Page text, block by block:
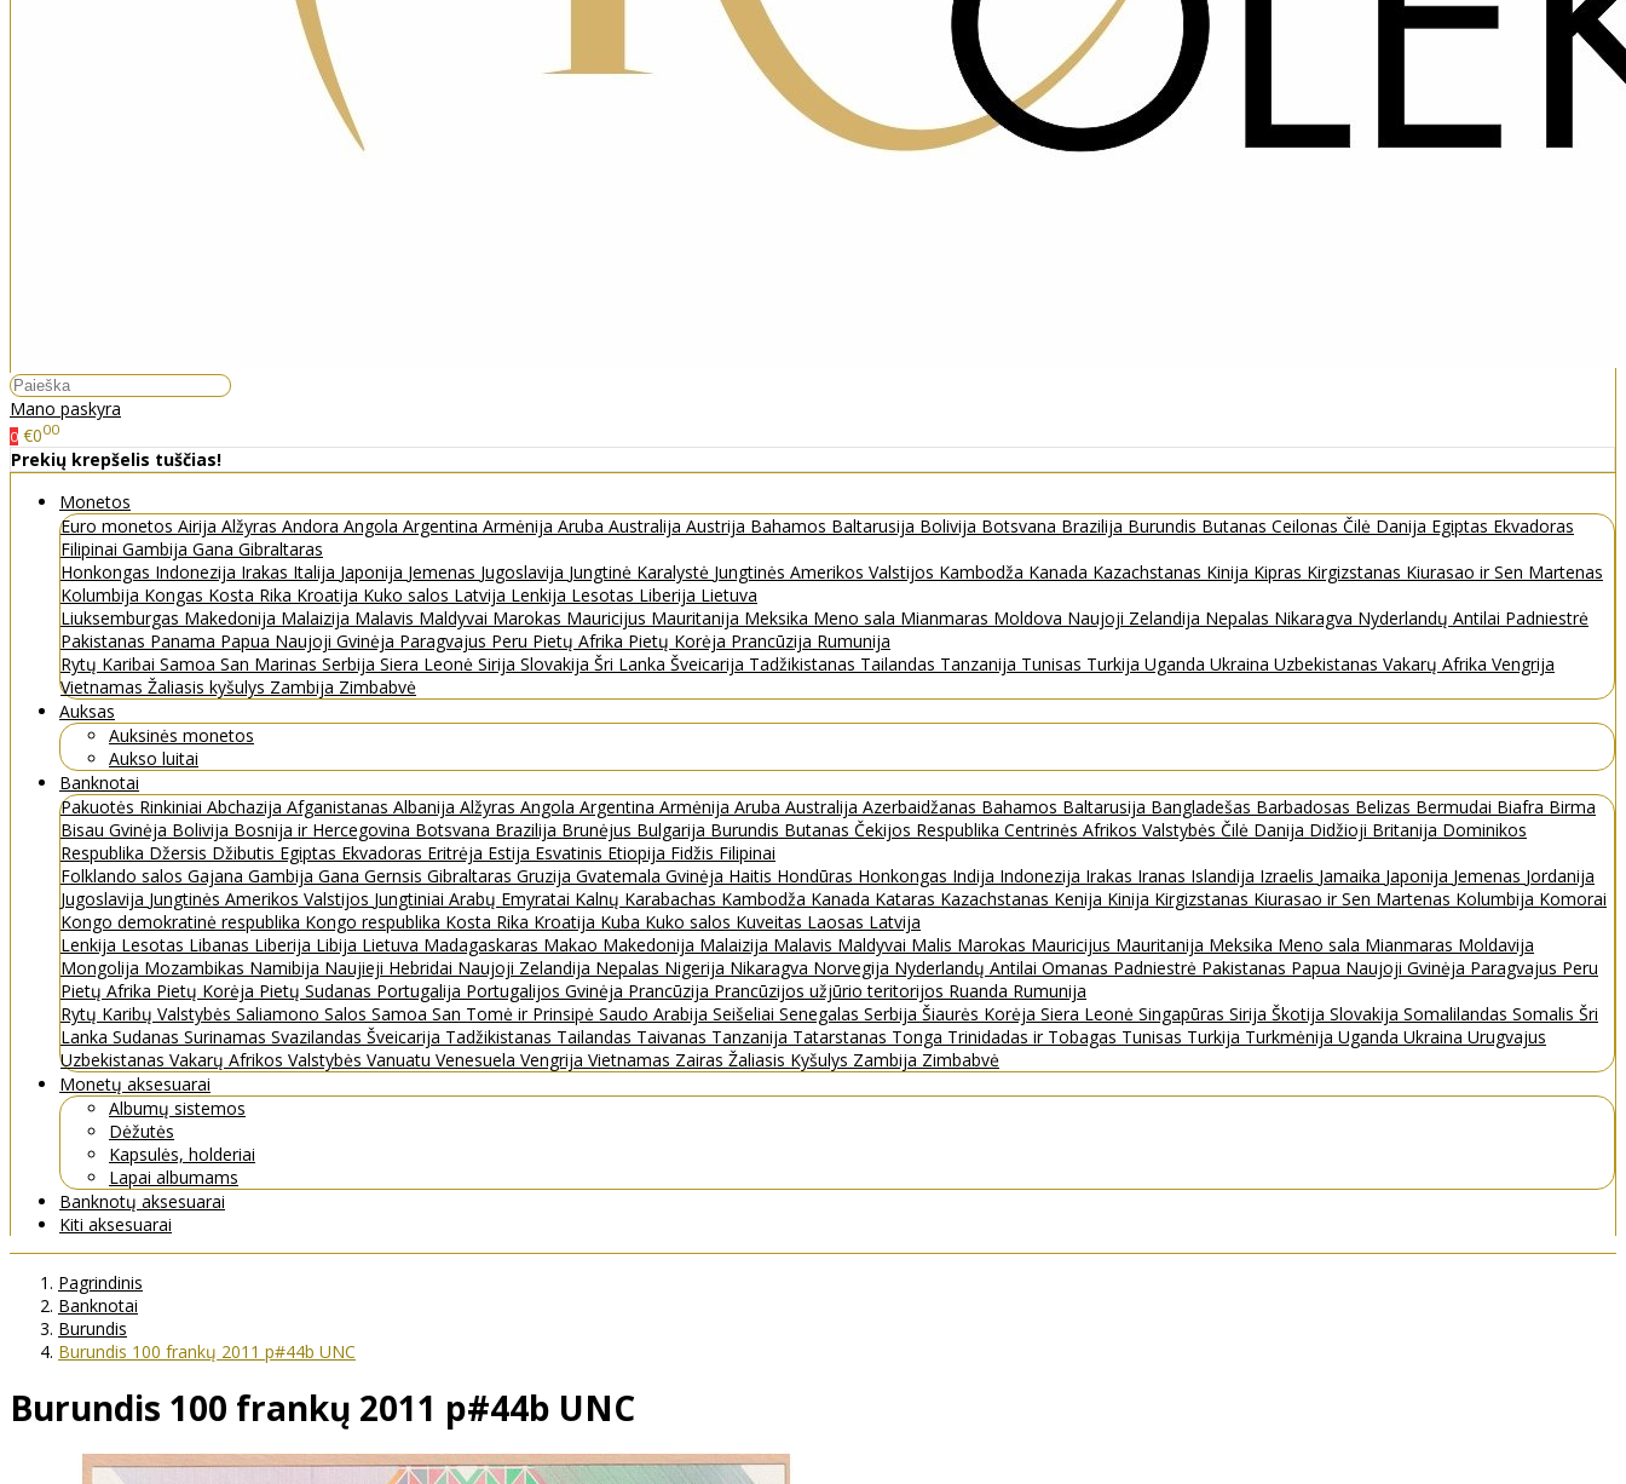
Mano paskyra
0 €000
Prekių krepšelis tuščias!
Monetos
Euro monetos Airija Alžyras Andora Angola Argentina Armėnija Aruba Australija Austrija Bahamos Baltarusija Bolivija Botsvana Brazilija Burundis Butanas Ceilonas Čilė Danija Egiptas Ekvadoras
Filipinai Gambija Gana Gibraltaras
Honkongas Indonezija Irakas Italija Japonija Jemenas Jugoslavija Jungtinė Karalystė Jungtinės Amerikos Valstijos Kambodža Kanada Kazachstanas Kinija Kipras Kirgizstanas Kiurasao ir Sen Martenas
Kolumbija Kongas Kosta Rika Kroatija Kuko salos Latvija Lenkija Lesotas Liberija Lietuva
Liuksemburgas Makedonija Malaizija Malavis Maldyvai Marokas Mauricijus Mauritanija Meksika Meno sala Mianmaras Moldova Naujoji Zelandija Nepalas Nikaragva Nyderlandų Antilai Padniestrė
Pakistanas Panama Papua Naujoji Gvinėja Paragvajus Peru Pietų Afrika Pietų Korėja Prancūzija Rumunija
Rytų Karibai Samoa San Marinas Serbija Siera Leonė Sirija Slovakija Šri Lanka Šveicarija Tadžikistanas Tailandas Tanzanija Tunisas Turkija Uganda Ukraina Uzbekistanas Vakarų Afrika Vengrija
Vietnamas Žaliasis kyšulys Zambija Zimbabvė
Auksas
Auksinės monetos
Aukso luitai
Banknotai
Pakuotės Rinkiniai Abchazija Afganistanas Albanija Alžyras Angola Argentina Armėnija Aruba Australija Azerbaidžanas Bahamos Baltarusija Bangladešas Barbadosas Belizas Bermudai Biafra Birma
Bisau Gvinėja Bolivija Bosnija ir Hercegovina Botsvana Brazilija Brunėjus Bulgarija Burundis Butanas Čekijos Respublika Centrinės Afrikos Valstybės Čilė Danija Didžioji Britanija Dominikos
Respublika Džersis Džibutis Egiptas Ekvadoras Eritrėja Estija Esvatinis Etiopija Fidžis Filipinai
Folklando salos Gajana Gambija Gana Gernsis Gibraltaras Gruzija Gvatemala Gvinėja Haitis Hondūras Honkongas Indija Indonezija Irakas Iranas Islandija Izraelis Jamaika Japonija Jemenas Jordanija
Jugoslavija Jungtinės Amerikos Valstijos Jungtiniai Arabų Emyratai Kalnų Karabachas Kambodža Kanada Kataras Kazachstanas Kenija Kinija Kirgizstanas Kiurasao ir Sen Martenas Kolumbija Komorai
Kongo demokratinė respublika Kongo respublika Kosta Rika Kroatija Kuba Kuko salos Kuveitas Laosas Latvija
Lenkija Lesotas Libanas Liberija Libija Lietuva Madagaskaras Makao Makedonija Malaizija Malavis Maldyvai Malis Marokas Mauricijus Mauritanija Meksika Meno sala Mianmaras Moldavija
Mongolija Mozambikas Namibija Naujieji Hebridai Naujoji Zelandija Nepalas Nigerija Nikaragva Norvegija Nyderlandų Antilai Omanas Padniestrė Pakistanas Papua Naujoji Gvinėja Paragvajus Peru
Pietų Afrika Pietų Korėja Pietų Sudanas Portugalija Portugalijos Gvinėja Prancūzija Prancūzijos užjūrio teritorijos Ruanda Rumunija
Rytų Karibų Valstybės Saliamono Salos Samoa San Tomė ir Prinsipė Saudo Arabija Seišeliai Senegalas Serbija Šiaurės Korėja Siera Leonė Singapūras Sirija Škotija Slovakija Somalilandas Somalis Šri
Lanka Sudanas Surinamas Svazilandas Šveicarija Tadžikistanas Tailandas Taivanas Tanzanija Tatarstanas Tonga Trinidadas ir Tobagas Tunisas Turkija Turkmėnija Uganda Ukraina Urugvajus
Uzbekistanas Vakarų Afrikos Valstybės Vanuatu Venesuela Vengrija Vietnamas Zairas Žaliasis Kyšulys Zambija Zimbabvė
Monetų aksesuarai
Albumų sistemos
Dėžutės
Kapsulės, holderiai
Lapai albumams
Banknotų aksesuarai
Kiti aksesuarai
Pagrindinis
Banknotai
Burundis
Burundis 100 frankų 2011 p#44b UNC
Burundis 100 frankų 2011 p#44b UNC